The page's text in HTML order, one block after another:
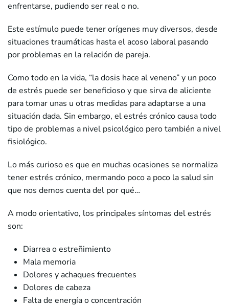
enfrentarse, pudiendo ser real o no.
Este estímulo puede tener orígenes muy diversos, desde
situaciones traumáticas hasta el acoso laboral pasando
por problemas en la relación de pareja.
Como todo en la vida, “la dosis hace al veneno” y un poco
de estrés puede ser beneficioso y que sirva de aliciente
para tomar unas u otras medidas para adaptarse a una
situación dada. Sin embargo, el estrés crónico causa todo
tipo de problemas a nivel psicológico pero también a nivel
fisiológico.
Lo más curioso es que en muchas ocasiones se normaliza
tener estrés crónico, mermando poco a poco la salud sin
que nos demos cuenta del por qué…
A modo orientativo, los principales síntomas del estrés
son:
Diarrea o estreñimiento
Mala memoria
Dolores y achaques frecuentes
Dolores de cabeza
Falta de energía o concentración